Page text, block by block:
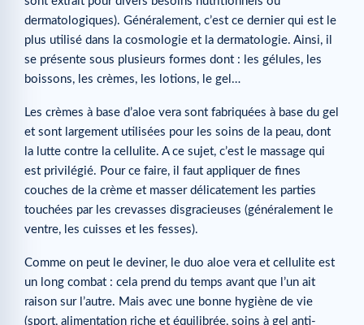
dermatologiques). Généralement, c’est ce dernier qui est le
plus utilisé dans la cosmologie et la dermatologie. Ainsi, il
se présente sous plusieurs formes dont : les gélules, les
boissons, les crèmes, les lotions, le gel…
Les crèmes à base d’aloe vera sont fabriquées à base du gel
et sont largement utilisées pour les soins de la peau, dont
la lutte contre la cellulite. A ce sujet, c’est le massage qui
est privilégié. Pour ce faire, il faut appliquer de fines
couches de la crème et masser délicatement les parties
touchées par les crevasses disgracieuses (généralement le
ventre, les cuisses et les fesses).
Comme on peut le deviner, le duo aloe vera et cellulite est
un long combat : cela prend du temps avant que l’un ait
raison sur l’autre. Mais avec une bonne hygiène de vie
(sport, alimentation riche et équilibrée, soins à gel anti-